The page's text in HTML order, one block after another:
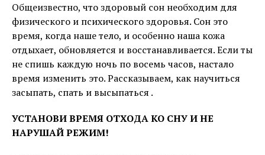
Общеизвестно, что здоровый сон необходим для
физического и психического здоровья. Сон это
время, когда наше тело, и особенно наша кожа
отдыхает, обновляется и восстанавливается. Если ты
не спишь каждую ночь по восемь часов, настало
время изменить это. Рассказываем, как научиться
засыпать, спать и высыпаться .
УСТАНОВИ ВРЕМЯ ОТХОДА КО СНУ И НЕ
НАРУШАЙ РЕЖИМ!